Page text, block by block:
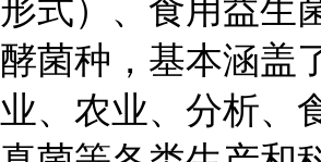
形式）、食用益生
酵菌种，基本涵盖
业、农业、分析、